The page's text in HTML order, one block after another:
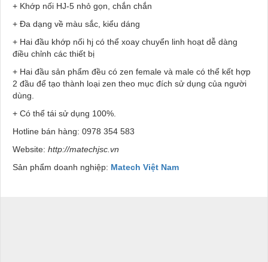
+ Khớp nối HJ-5 nhỏ gọn, chắn chắn
+ Đa dạng về màu sắc, kiểu dáng
+ Hai đầu khớp nối hj có thể xoay chuyển linh hoạt dễ dàng
điều chỉnh các thiết bị
+ Hai đầu sản phẩm đều có zen female và male có thể kết hợp
2 đầu để tạo thành loại zen theo mục đích sử dụng của người
dùng.
+ Có thể tái sử dụng 100%.
Hotline bán hàng: 0978 354 583
Website: http://matechjsc.vn
Sản phẩm doanh nghiệp: Matech Việt Nam